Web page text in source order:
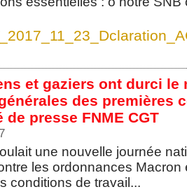
et gaziers ont durci le
des premières
de presse FNME CGT
une nouvelle journée
les ordonnances
conditions de travail...